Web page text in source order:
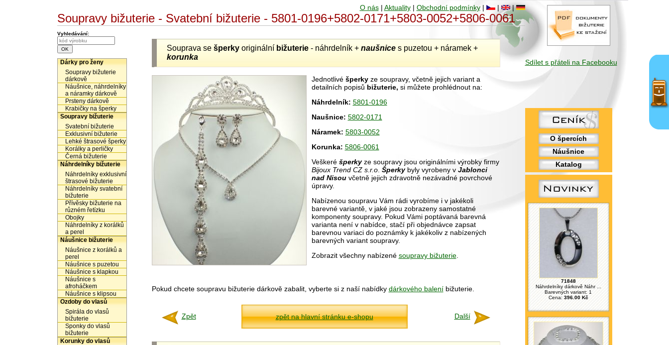
Sdílet s přáteli na Facebooku
O špercích
Náušnice
Katalog
71848
Náhrdelníky dárkově Náhr ...
Barevných variant: 1
Cena: 396.00 Kč
O nás| Aktuality| Obchodní podmínky| | |
Soupravy bižuterie - Svatební bižuterie - 5801-0196+5802-0171+5803-0052+5806-0061
Vyhledávání:
Dárky pro ženy
Soupravy bižuterie
dárkově
Náušnice, náhrdelníky
a náramky dárkově
Prsteny dárkově
Krabičky na šperky
Soupravy bižuterie
Svatební bižuterie
Exklusivní bižuterie
Lehké štrasové šperky
Korálky a perličky
Černá bižuterie
Náhrdelníky bižuterie
Náhrdelníky exklusivní
štrasové bižuterie
Náhrdelníky svatební
bižuterie
Přívěsky bižuterie na
různém řetízku
Obojky
Náhrdelníky z korálků
a perel
Náušnice bižuterie
Náušnice z korálků a
perel
Náušnice s puzetou
Náušnice s klapkou
Náušnice s
afroháčkem
Náušnice s klipsou
Ozdoby do vlasů
Spirála do vlasů
bižuterie
Sponky do vlasů
bižuterie
Korunky do vlasů
Souprava se šperkyoriginální bižuterie- náhrdelník + naušnices puzetou + náramek +
korunka
Jednotlivé šperkyze soupravy, včetně jejich variant a
detailních popisů bižuterie, si můžete prohlédnout na:
Náhrdelník: 5801-0196
Naušnice: 5802-0171
Náramek: 5803-0052
Korunka: 5806-0061
Veškeréšperkyze soupravy jsou originálními výrobky firmy
Bijoux Trend CZ s.r.o. Šperky byly vyrobeny v Jablonci
nad Nisouvčetně jejich zdravotně nezávadné povrchové
úpravy.
Nabízenou soupravu Vám rádi vyrobíme i v jakékoli
barevné variantě, v jaké jsou zobrazeny samostatné
komponenty soupravy. Pokud Vámi poptávaná barevná
varianta není v nabídce, stačí při objednávce zapsat
barevnou variaci do poznámky k jakékoliv z nabízených
barevných variant soupravy.
Zobrazit všechny nabízené soupravy bižuterie.
Pokud chcete soupravu bižuterie dárkově zabalit, vyberte si z naší nabídky dárkového baleníbižuterie.
Zpět zpět na hlavní stránku e-shopu Další